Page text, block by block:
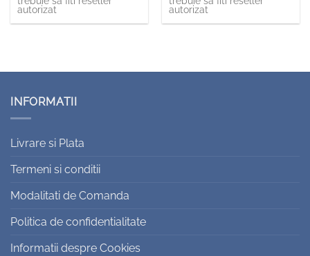
autorizat
autorizat
INFORMATII
Livrare si Plata
Termeni si conditii
Modalitati de Comanda
Politica de confidentialitate
Informatii despre Cookies